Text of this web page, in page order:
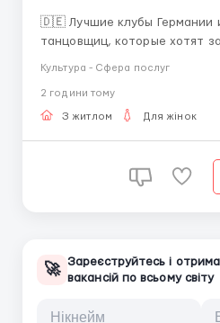
🇩🇪 Лучшие клубы Германии
танцовщиц, которые хотят
танцев - это то, что вы
Германии. 🤑 Девочки, работающие здесь,
Культура - Сфера послуг
2 години тому
З житлом Для жінок
🚀 Зареєструйтесь і
вакансій по всьому світу